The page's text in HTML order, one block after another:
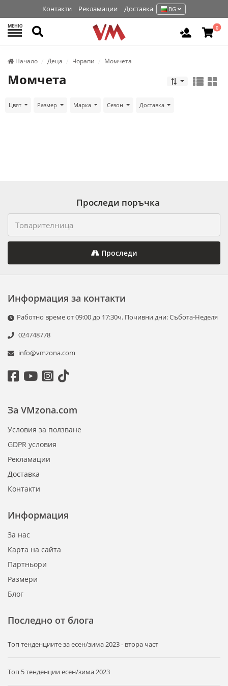
Контакти Рекламации Доставка BG
МЕНЮ Търси Вход /0
Начало Деца Чорапи Момчета
Момчета
Цвят Размер Марка Сезон Доставка
Проследи поръчка
Проследи
Информация за контакти
Работно време от 09:00 до 17:30ч. Почивни дни: Събота-Неделя
024748778
info@vmzona.com
Информация
За нас
Карта на сайта
Партньори
Размери
Блог
За VMzona.com
Условия за ползване
GDPR условия
Рекламации
Доставка
Контакти
Последно от блога
Tоп тенденциите за есен/зима 2023 - втора част
Топ 5 тенденции есен/зима 2023